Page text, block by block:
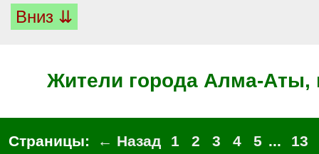
Вниз ⇊
Жители города Алма-Аты,
Страницы: ← Назад 1 2 3 4 5 ...
13